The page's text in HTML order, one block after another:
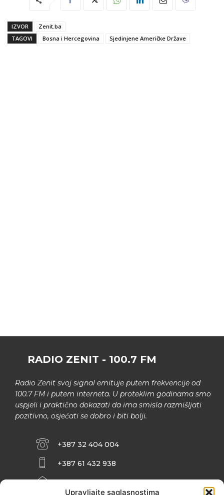
Upravljajte saglasnostima
IZVOR
Zenit.ba
TAGOVI
Bosna i Hercegovina Sjedinjene Američke Države
RADIO ZENIT - 100.7 FM
Radio Zenit svoj signal emituje putem frekvencije od
100.7 FM i putem interneta. U proteklim godinama smo
uspjeli i praktično dokazati da ima smisla razmišljati
pozitivno, osjećati se dobro i biti bolji.
+387 32 404 004
+387 61 432 938
INFO@ZENIT.BA